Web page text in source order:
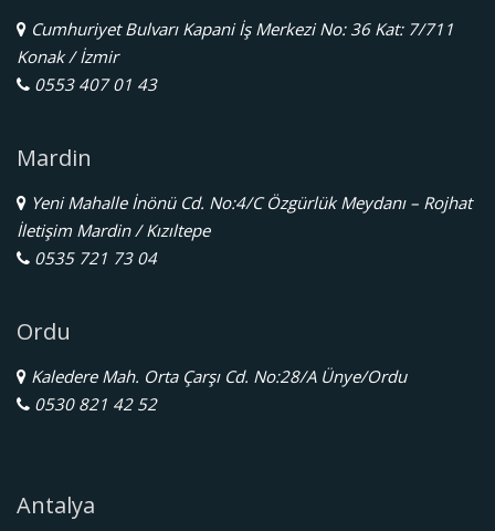
Cumhuriyet Bulvarı Kapani İş Merkezi No: 36 Kat: 7/711
Konak / İzmir
0553 407 01 43
Mardin
Yeni Mahalle İnönü Cd. No:4/C Özgürlük Meydanı – Rojhat
İletişim Mardin / Kızıltepe
0535 721 73 04
Ordu
Kaledere Mah. Orta Çarşı Cd. No:28/A Ünye/Ordu
0530 821 42 52
Antalya